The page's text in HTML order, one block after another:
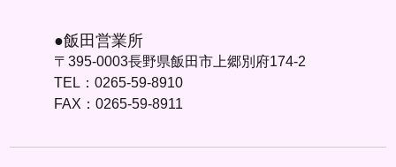
●飯田営業所
〒395-0003長野県飯田市上郷別府174-2
TEL：0265-59-8910
FAX：0265-59-8911